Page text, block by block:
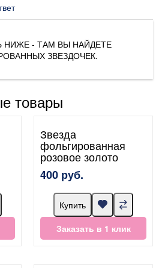
НИЖЕ - ТАМ ВЫ НАЙДЕТЕ
ЗВЕЗДОЧЕК.
товары
Звезда
фольгированная
розовое золото
400 руб.
Купить
Заказать в 1 клик